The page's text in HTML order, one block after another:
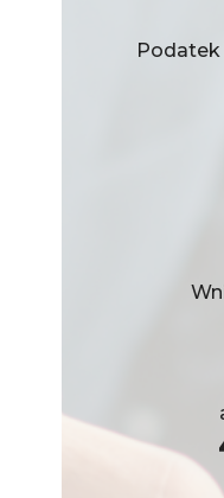
Podatek